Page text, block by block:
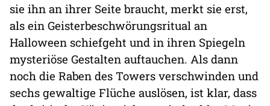
sie ihn an ihrer Seite braucht, merkt sie erst,
als ein Geisterbeschwörungsritual an
Halloween schiefgeht und in ihren Spiegeln
mysteriöse Gestalten auftauchen. Als dann
noch die Raben des Towers verschwinden und
sechs gewaltige Flüche auslösen, ist klar, dass